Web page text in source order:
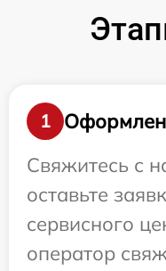
1
Свяжитесь с
оставьте
сервисного
оператор